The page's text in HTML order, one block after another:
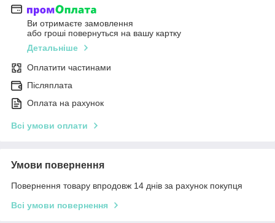
Ви отримаєте замовлення
або гроші повернуться на вашу картку
Детальніше
Оплатити частинами
Післяплата
Оплата на рахунок
Всі умови оплати
Умови повернення
Повернення товару впродовж 14 днів за рахунок покупця
Всі умови повернення